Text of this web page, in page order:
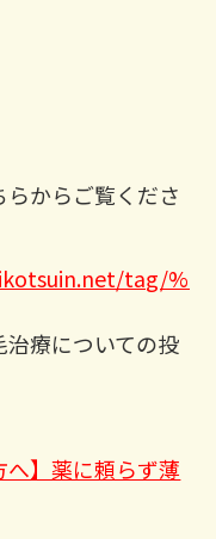
からご覧くださ
tag/
療についての投
へ】薬に頼らず薄